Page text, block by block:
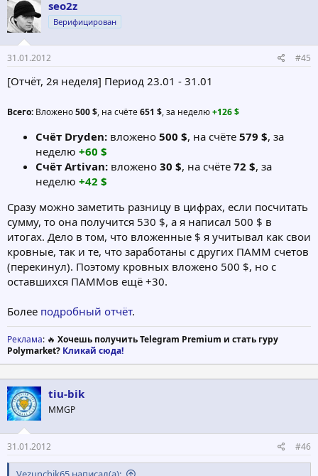
seo2z
Верифицирован
31.01.2012 #45
[Отчёт, 2я неделя] Период 23.01 - 31.01
Всего: Вложено500 $, на счёте651 $, за неделю+126 $
Счёт Dryden: вложено 500 $, на счёте 579 $, за
неделю +60 $
Счёт Artivan: вложено 30 $, на счёте 72 $, за
неделю +42 $
Сразу можно заметить разницу в цифрах, если посчитать
сумму, то она получится 530 $, а я написал 500 $ в
итогах. Дело в том, что вложенные $ я учитывал как свои
кровные, так и те, что заработаны с других ПАММ счетов
(перекинул). Поэтому кровных вложено 500 $, но с
оставшихся ПАММов ещё +30.
Более подробный отчёт.
Реклама: 🔥 Хочешь получить Telegram Premium и стать гуру
Polymarket? Кликай сюда!
tiu-bik
MMGP
31.01.2012 #46